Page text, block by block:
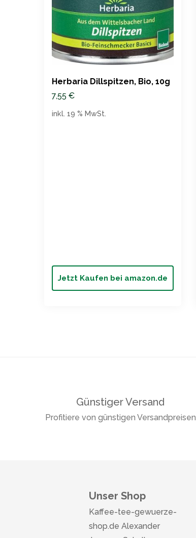
Herbaria Dillspitzen, Bio, 10g
7,55 €
Jetzt Kaufen bei amazon.de
inkl. 19 % MwSt.
Günstiger Versand
Profitiere von günstigen Versandpreisen
Unser Shop
Kaffee-tee-gewuerze-
shop.de Alexander